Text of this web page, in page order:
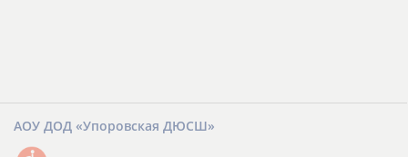
АОУ ДОД «Упоровская ДЮСШ»